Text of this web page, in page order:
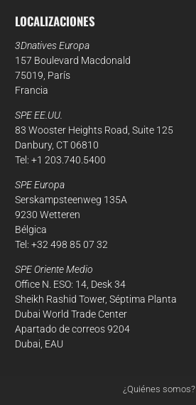
LOCALIZACIONES
3Dnatives Europa
157 Boulevard Macdonald
75019, París
Francia
SPE EE.UU.
83 Wooster Heights Road, Suite 125
Danbury, CT 06810
Tel: +1 203.740.5400
SPE Europa
Serskampsteenweg 135A
9230 Wetteren
Bélgica
Tel: +32 498 85 07 32
SPE Oriente Medio
Office N. ESO: 14, Desk 34
Sheikh Rashid Tower, Séptima Planta
Dubai World Trade Center
Apartado de correos 9204
Dubai, EAU
¿Quiénes somos?